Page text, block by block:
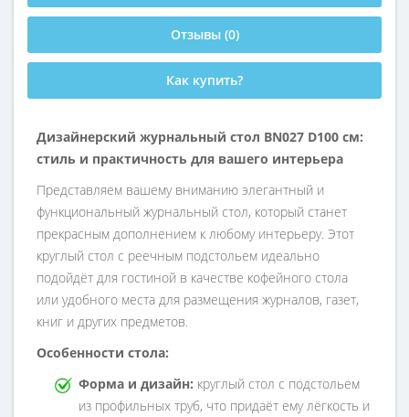
Отзывы (0)
Как купить?
Дизайнерский журнальный стол BN027 D100 см:
стиль и практичность для вашего интерьера
Представляем вашему вниманию элегантный и
функциональный журнальный стол, который станет
прекрасным дополнением к любому интерьеру. Этот
круглый стол с реечным подстольем идеально
подойдёт для гостиной в качестве кофейного стола
или удобного места для размещения журналов, газет,
книг и других предметов.
Особенности стола:
Форма и дизайн: круглый стол с подстольем
из профильных труб, что придаёт ему лёгкость и